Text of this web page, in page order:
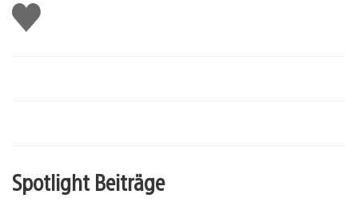
Gefällt
mir
Spotlight Beiträge